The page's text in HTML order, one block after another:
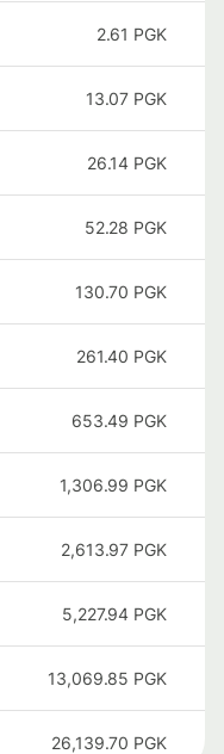
2.61 PGK
13.07 PGK
26.14 PGK
52.28 PGK
130.70 PGK
261.40 PGK
653.49 PGK
1,306.99 PGK
2,613.97 PGK
5,227.94 PGK
13,069.85 PGK
26,139.70 PGK